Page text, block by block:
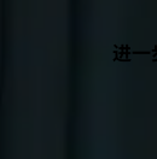
进一